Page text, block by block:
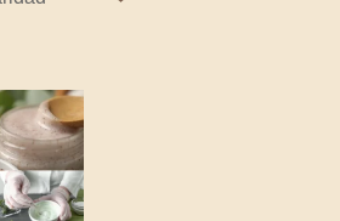
precio
actual
es:
$25,000.